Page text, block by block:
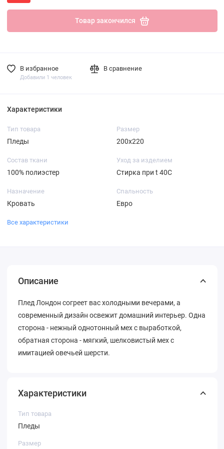
Товар закончился
В избранное
Добавили 1 человек
В сравнение
Характеристики
Тип товара
Пледы
Размер
200х220
Состав ткани
100% полиэстер
Уход за изделием
Стирка при t 40С
Назначение
Кровать
Спальность
Евро
Все характеристики
Описание
Плед Лондон согреет вас холодными вечерами, а
современный дизайн освежит домашний интерьер. Одна
сторона - нежный однотонный мех с выработкой,
обратная сторона - мягкий, шелковистый мех с
имитацией овечьей шерсти.
Характеристики
Тип товара
Пледы
Размер